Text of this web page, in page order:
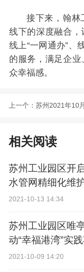
接下来，翰林
线下的深度融合
线上“一网通办”、
的服务，满足企
众幸福感。
上一个： 苏州2021年10
相关阅读
苏州工业园区开
水管网精细化维
2021-10-13 14:34
苏州工业园区唯
动“幸福港湾”实践
2021-10-09 14:20